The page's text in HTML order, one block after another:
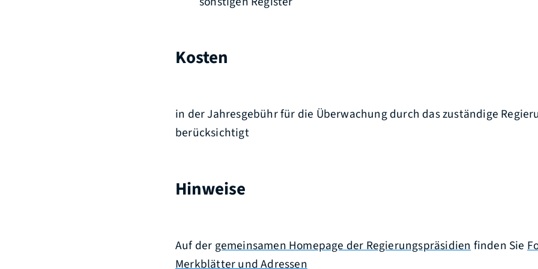
Kosten
in der Jahresgebühr für die Überwachung durch das zuständige
berücksichtigt
Hinweise
Auf der gemeinsamen Homepage der Regierungspräsidienfinden Sie
Merkblätter und Adressen